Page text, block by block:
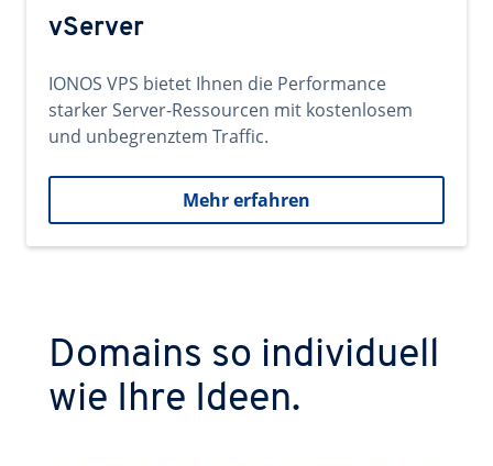
vServer
IONOS VPS bietet Ihnen die Performance
starker Server-Ressourcen mit kostenlosem
und unbegrenztem Traffic.
Mehr erfahren
Domains so individuell
wie Ihre Ideen.